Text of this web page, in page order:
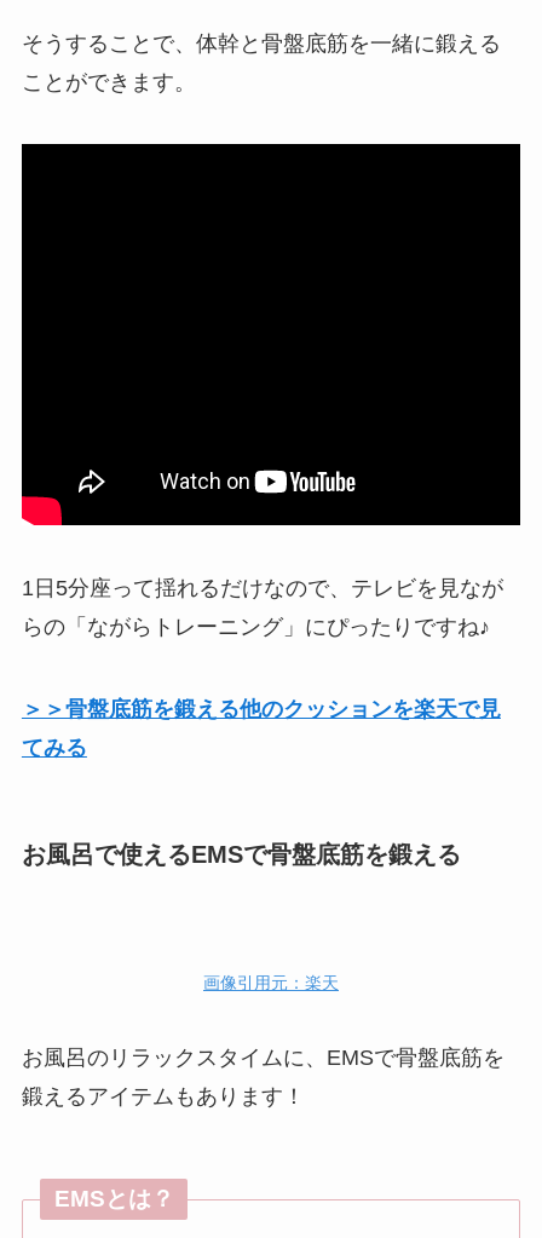
そうすることで、体幹と骨盤底筋を一緒に鍛える
ことができます。
1日5分座って揺れるだけなので、テレビを見なが
らの「ながらトレーニング」にぴったりですね♪
＞＞骨盤底筋を鍛える他のクッションを楽天で見
てみる
お風呂で使えるEMSで骨盤底筋を鍛える
画像引用元：楽天
お風呂のリラックスタイムに、EMSで骨盤底筋を
鍛えるアイテムもあります！
EMSとは？